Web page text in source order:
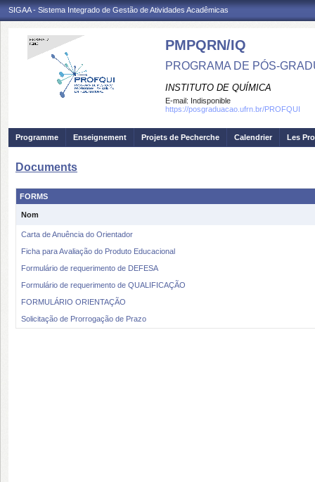
SIGAA - Sistema Integrado de Gestão de Atividades Acadêmicas
PMPQRN/IQ
PROGRAMA DE PÓS-
INSTITUTO DE QUÍMICA
E-mail: Indisponible
https://posgraduacao.ufrn.br/PROFQUI
Programme Enseignement Projets de Pecherche Calendrier Les
Documents
FORMS
Nom
Carta de Anuência do Orientador
Ficha para Avaliação do Produto Educacional
Formulário de requerimento de DEFESA
Formulário de requerimento de QUALIFICAÇÃO
FORMULÁRIO ORIENTAÇÃO
Solicitação de Prorrogação de Prazo